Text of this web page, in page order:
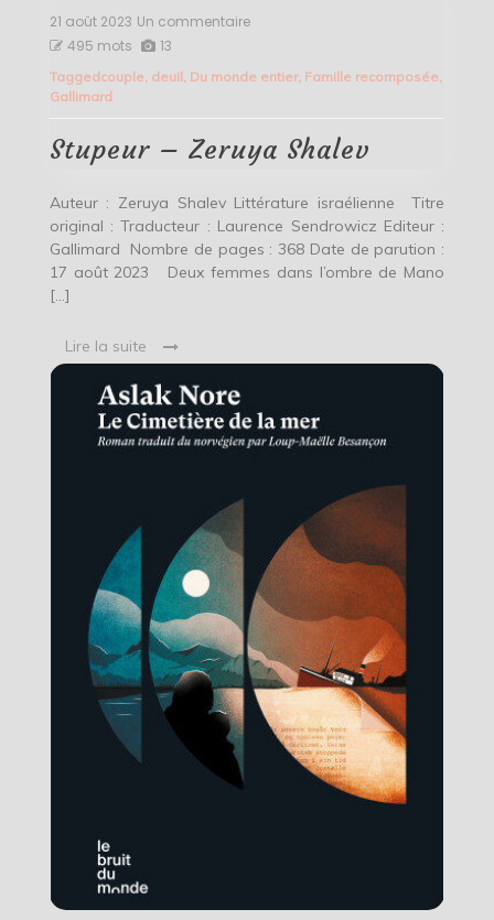
21 août 2023 Un commentairesur
Zeruya
495 mots 13
Taggedcouple, deuil, Du monde entier, Famille recomposée,
Gallimard
Stupeur – Zeruya Shalev
Auteur : Zeruya Shalev Littérature israélienne Titre
original : Traducteur : Laurence Sendrowicz Editeur :
Gallimard Nombre de pages : 368 Date de parution :
17 août 2023 Deux femmes dans l’ombre de Mano
[…]
Lire la suite